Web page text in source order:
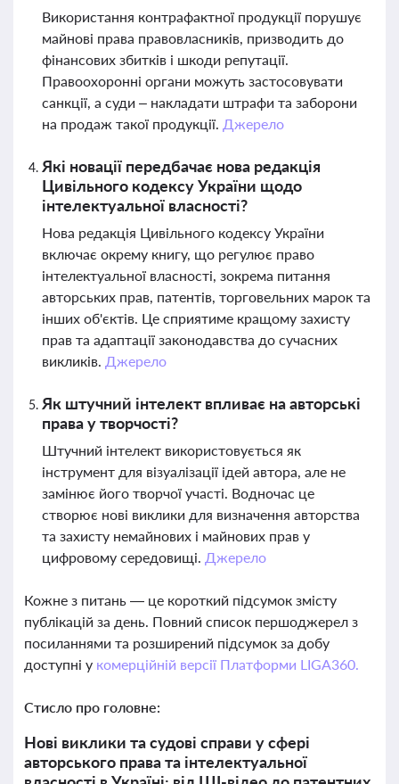
Використання контрафактної продукції порушує
майнові права правовласників, призводить до
фінансових збитків і шкоди репутації.
Правоохоронні органи можуть застосовувати
санкції, а суди – накладати штрафи та заборони
на продаж такої продукції. Джерело
Які новації передбачає нова редакція
Цивільного кодексу України щодо
інтелектуальної власності?
Нова редакція Цивільного кодексу України
включає окрему книгу, що регулює право
інтелектуальної власності, зокрема питання
авторських прав, патентів, торговельних марок та
інших об'єктів. Це сприятиме кращому захисту
прав та адаптації законодавства до сучасних
викликів. Джерело
Як штучний інтелект впливає на авторські
права у творчості?
Штучний інтелект використовується як
інструмент для візуалізації ідей автора, але не
замінює його творчої участі. Водночас це
створює нові виклики для визначення авторства
та захисту немайнових і майнових прав у
цифровому середовищі. Джерело
Кожне з питань — це короткий підсумок змісту
публікацій за день. Повний список першоджерел з
посиланнями та розширений підсумок за добу
доступні у комерційній версії Платформи LIGA360.
Стисло про головне:
Нові виклики та судові справи у сфері
авторського права та інтелектуальної